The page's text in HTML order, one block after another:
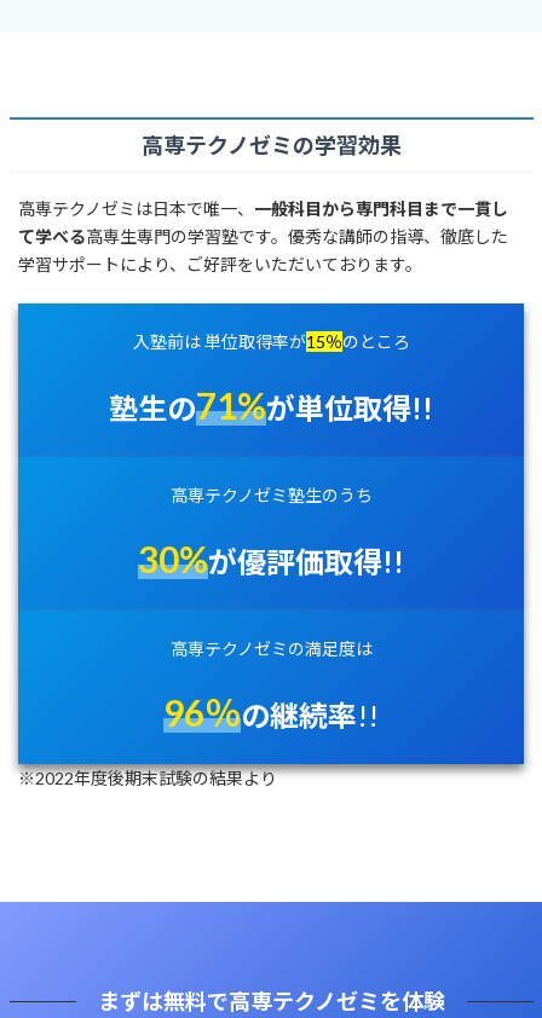
高専テクノゼミの学習効果
高専テクノゼミは日本で唯一、 一般科目から専門科目まで一貫し
て学べる高専生専門の学習塾です。優秀な講師の指導、徹底した
学習サポートにより、ご好評をいただいております。
入塾前は 単位取得率が15％のところ
塾生の71%が単位取得!!
高専テクノゼミ塾生のうち
30%が優評価取得!!
高専テクノゼミの満足度は
96％の継続率!!
※2022年度後期末試験の結果より
まずは無料で高専テクノゼミを体験